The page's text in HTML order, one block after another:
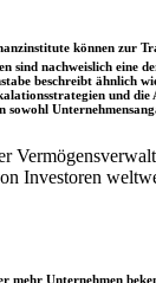
können zur
sind nachweislich
beschreibt ähnlich
und
Investoren
mehr Unternehmen